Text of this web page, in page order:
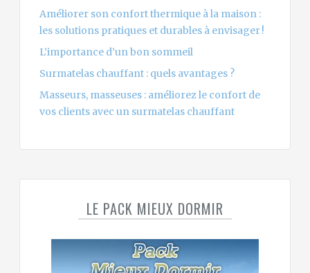
Améliorer son confort thermique à la maison :
les solutions pratiques et durables à envisager !
L’importance d’un bon sommeil
Surmatelas chauffant : quels avantages ?
Masseurs, masseuses : améliorez le confort de
vos clients avec un surmatelas chauffant
LE PACK MIEUX DORMIR